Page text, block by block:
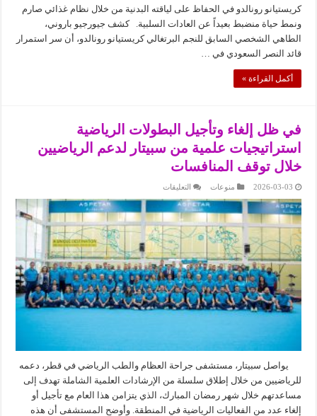
كريستيانو رونالدو في الحفاظ على لياقته البدنية من خلال نظام غذائي صارم
ونمط حياة منضبط بعيداً عن العادات السلبية. كشف جيورجيو باروني،
الطاهي الشخصي السابق للنجم البرتغالي كريستيانو رونالدو، أن سر استمرار
قائد النصر السعودي في …
أكمل القراءة »
في ظل إلغاء وتأجيل البطولات الرياضية
استراتيجيات علمية من سبيتار لدعم الرياضيين
خلال توقف المنافسات
2026-03-03 منوعات التعليقات
ظل
إلغاء
وتأجيل
البطولات
الرياضية
استراتيجيات
علمية
من
سبيتار
لدعم
الرياضيين
خلال
توقف
يواصل سبيتار، مستشفى جراحة العظام والطب الرياضي في قطر، دعمه
للرياضيين من خلال إطلاق سلسلة من الإرشادات العلمية الشاملة تهدف إلى
مساعدتهم خلال شهر رمضان المبارك، الذي يتزامن هذا العام مع تأجيل أو
إلغاء عدد من الفعاليات الرياضية في المنطقة. وأوضح المستشفى أن هذه